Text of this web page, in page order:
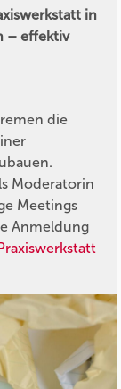
in
– effektiv
die
Moderatorin
Meetings
Anmeldung